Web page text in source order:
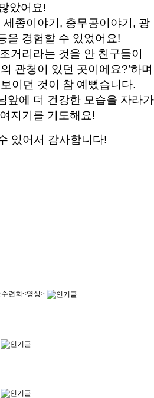
많았어요!
종이야기, 충무공이야기, 광
을 경험할 수 있었어요!
거리라는 것을 안 친구들이
관청이 있던 곳이에요?’하며
이던 것이 참 예뻤습니다.
앞에 더 건강한 모습을 자라가
지기를 기도해요!
있어서 감사합니다!​
련회<영상>